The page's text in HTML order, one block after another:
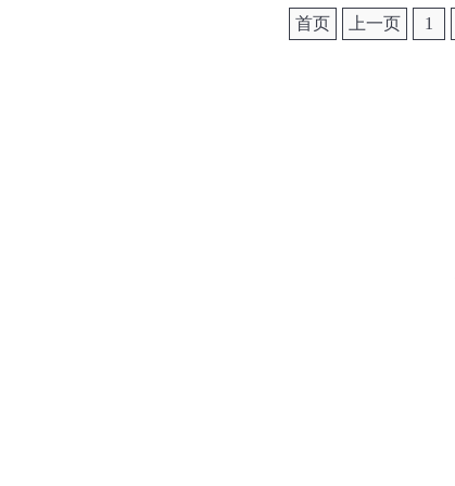
首页 上一页 1